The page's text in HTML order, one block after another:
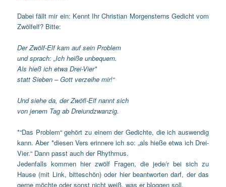
Dabei fällt mir ein: Kennt Ihr Christian Morgensterns Gedicht vom
Zwölfelf? Bitte:
Der Zwölf-Elf kam auf sein Problem
und sprach: „Ich heiße unbequem.
Als hieß ich etwa Drei-Vier*
statt Sieben – Gott verzeihe mir!“
Und siehe da, der Zwöfl-Elf nannt sich
von jenem Tag ab Dreiundzwanzig.
*“Das Problem“ gehört zu einem der Gedichte, die ich auswendig
kann. Aber *diesen Vers erinnere ich so: „als hieße etwa ich Drei-
Vier.“ Dann passt auch der Rhythmus.
Jedenfalls kommen hier zwölf Fragen, die jede/r bei sich zu
Hause (mit Link, bitteschön) oder hier beantworten darf, der das
gerne möchte oder sonst nicht weiß, was er bloggen soll.